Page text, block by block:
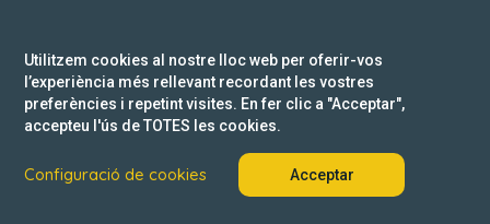
Política de privacitat
Reclamacions
Utilitzem cookies al nostre lloc web per oferir-vos
l’experiència més rellevant recordant les vostres
preferències i repetint visites. En fer clic a "Acceptar",
accepteu l'ús de TOTES les cookies.
Configuració de cookies Acceptar